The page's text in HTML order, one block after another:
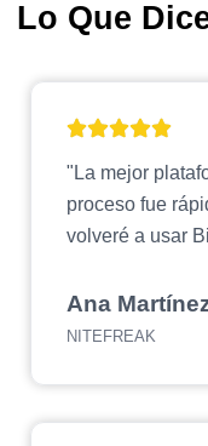
Lo Que
"La mejor
proceso fue
volveré a usar
Ana
NITEFREAK